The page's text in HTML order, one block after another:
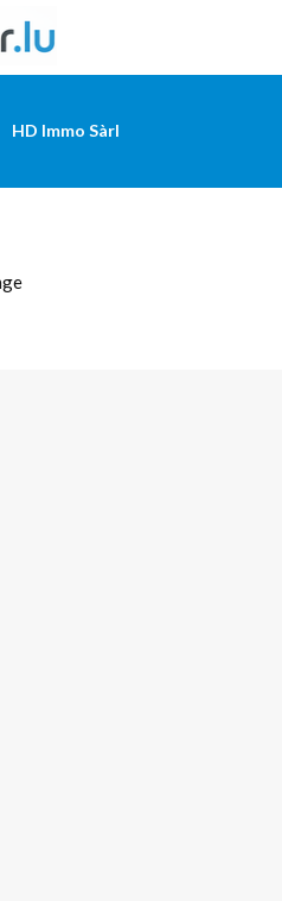
HD Immo Sàrl